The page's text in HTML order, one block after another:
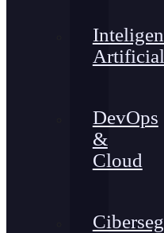
Artificial
DevOps
&
Cloud